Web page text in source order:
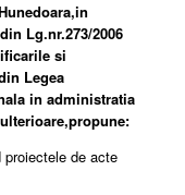
Lg.nr.273/2006
si
Legea
in administratia
proiectele de acte